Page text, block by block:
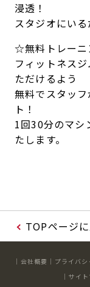
浸透！
スタジオにい
☆無料トレー
フィットネス
ただけるよう
無料でスタッ
ト！
1回30分のマシ
たします。
TOPページ
会社概要 プライバ
サイ